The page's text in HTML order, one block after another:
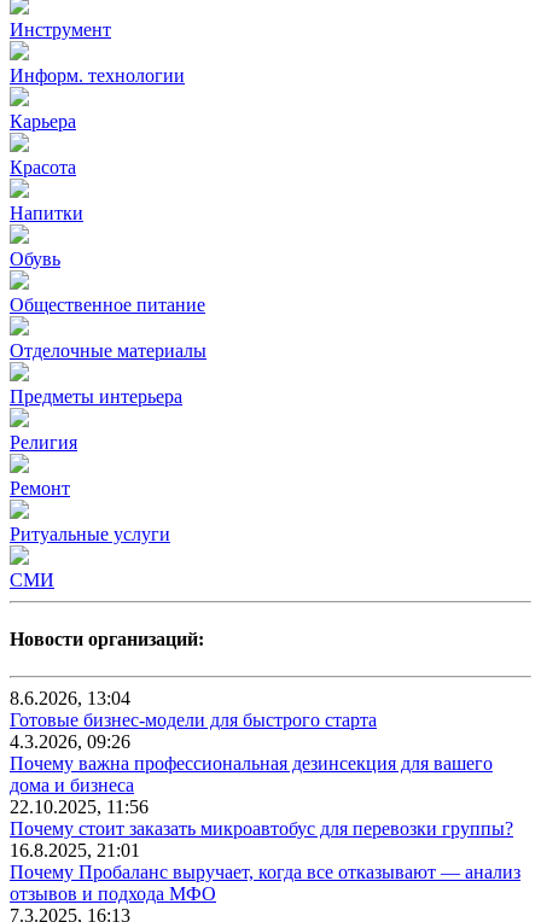
Инструмент
Информ. технологии
Карьера
Красота
Напитки
Обувь
Общественное питание
Отделочные материалы
Предметы интерьера
Религия
Ремонт
Ритуальные услуги
СМИ
Новости организаций:
8.6.2026, 13:04
Готовые бизнес-модели для быстрого старта
4.3.2026, 09:26
Почему важна профессиональная дезинсекция для вашего
дома и бизнеса
22.10.2025, 11:56
Почему стоит заказать микроавтобус для перевозки группы?
16.8.2025, 21:01
Почему Пробаланс выручает, когда все отказывают — анализ
отзывов и подхода МФО
7.3.2025, 16:13